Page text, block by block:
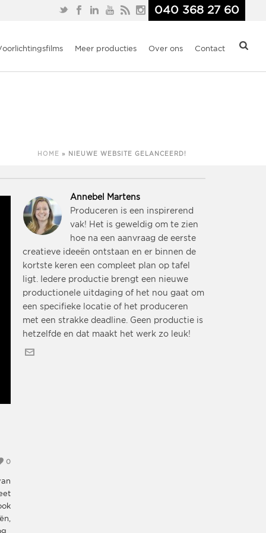
040 368 27 60
Meer producties Over ons Contact
HOME » NIEUWE WEBSITE GELANCEERD!
0
Annebel Martens
Produceren is een inspirerend
vak! Het is geweldig om te zien
hoe na een aanvraag de eerste
creatieve ideeën ontstaan en er binnen de
kortste keren een compleet plan op tafel
ligt. Iedere productie brengt een nieuwe
productionele uitdaging of het nou gaat om
een specifieke locatie of het produceren
met een strakke deadline. Geen productie is
hetzelfde en dat maakt het werk zo leuk!